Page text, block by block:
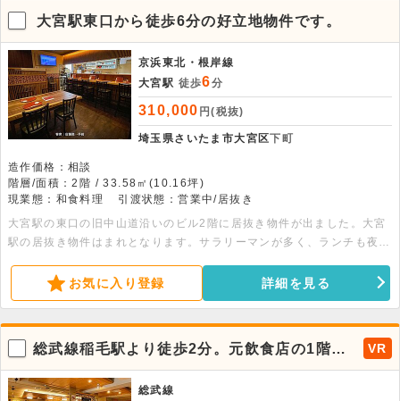
大宮駅東口から徒歩6分の好立地物件です。
京浜東北・根岸線
大宮駅 徒歩6分
310,000 円(税抜)
埼玉県さいたま市大宮区下町
造作価格：相談
階層/面積：2階 / 33.58㎡(10.16坪)
現業態：和食料理
引渡状態：営業中/居抜き
大宮駅の東口の旧中山道沿いのビル2階に居抜き物件が出ました。大宮
駅の居抜き物件はまれとなります。サラリーマンが多く、ランチも夜の
としてご利用いただける物件となっております。人気エリアの好立地物
件となりますので、是非お早めにお問い合わせください。
お気に入り登録 詳細を見る
総武線稲毛駅より徒歩2分。元飲食店の1階路
面店舗です。
VR
総武線